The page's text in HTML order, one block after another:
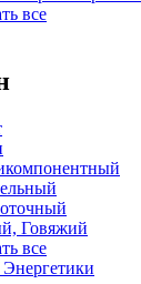
все
Говяжий
все